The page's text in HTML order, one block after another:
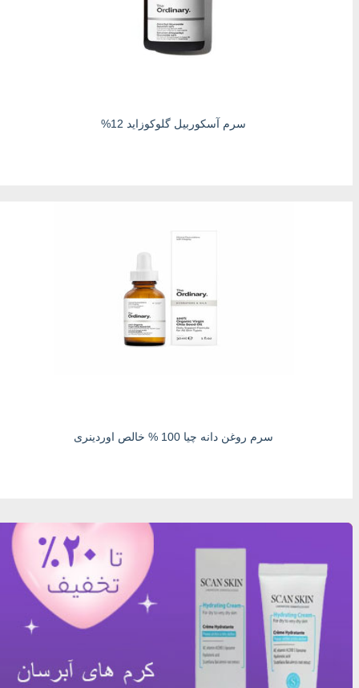
سرم آسکوربیل گلوکوزاید 12%
سرم روغن دانه چیا 100 % خالص اوردینری